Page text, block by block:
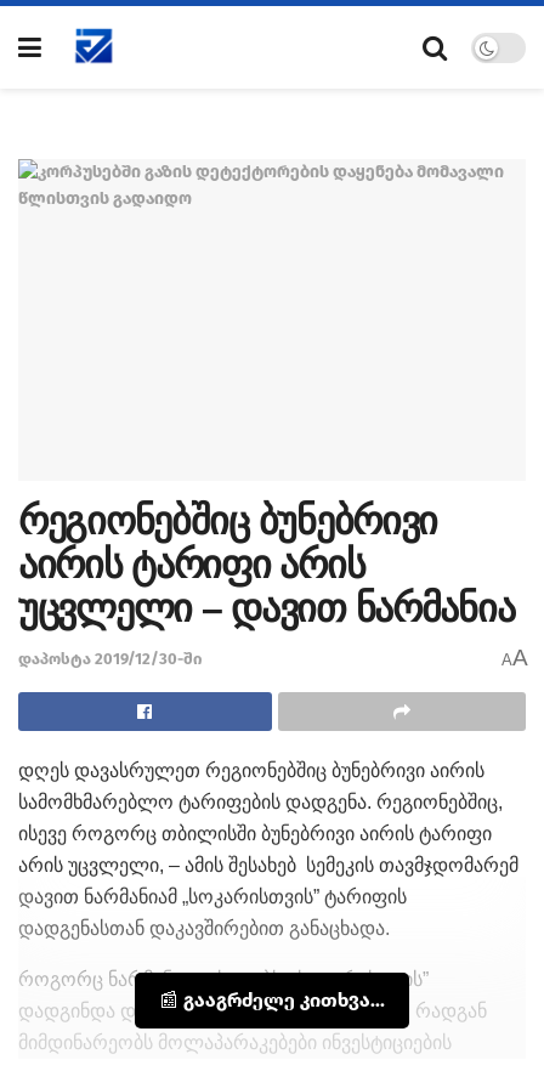
რეგიონებშიც ბუნებრივი
აირის ტარიფი არის
უცვლელი – დავით ნარმანია
დაპოსტა 2019/12/30-ში AA
დღეს დავასრულეთ რეგიონებშიც ბუნებრივი აირის
სამომხმარებლო ტარიფების დადგენა. რეგიონებშიც,
ისევე როგორც თბილისში ბუნებრივი აირის ტარიფი
არის უცვლელი, – ამის შესახებ სემეკის თავმჯდომარემ
დავით ნარმანიამ „სოკარისთვის” ტარიფის
დადგენასთან დაკავშირებით განაცხადა.
როგორც ნარმანია აცხადებს, „სოკარისთვის”
დადგინდა დროებითი, 6 – თვიანი ტარიფი, რადგან
მიმდინარეობს მოლაპარაკებები ინვესტიციების
📰 გააგრძელე კითხვა...